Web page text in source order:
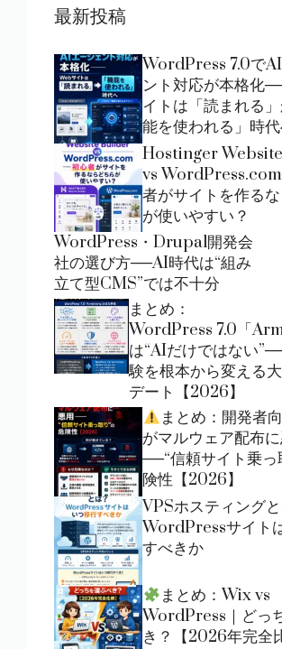
最新投稿
WordPress 7.0で
ント対応が本格化
イトは「読まれる
能を使われる」時
Hostinger
vs
者がサイトを作る
が使いやすい？
WordPress・Drupal開発会
社の選び方──AI時代は“組み
立て型CMS”では不十分
まとめ：
WordPress 7.0「
は“AIだけではない
験を根本から変える
デート【2026】
まとめ：開発者
がマルウェア配布
──“信頼サイト乗っ
険性【2026】
VPSホスティング
WordPressサイト
すべきか
まとめ：Wix vs
WordPress｜どっ
き？【2026年完全